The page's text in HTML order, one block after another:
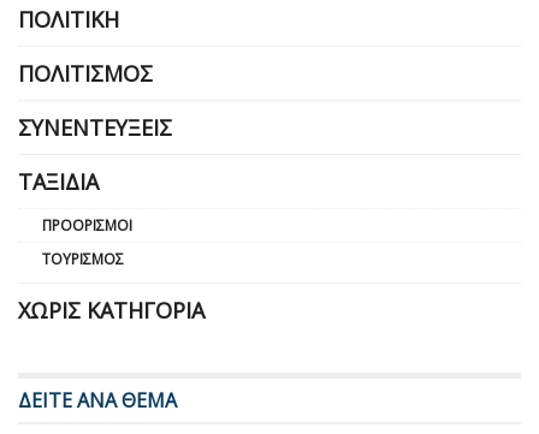
ΠΟΛΙΤΙΚΉ
ΠΟΛΙΤΙΣΜΌΣ
ΣΥΝΕΝΤΕΎΞΕΙΣ
ΤΑΞΊΔΙΑ
ΠΡΟΟΡΙΣΜΟΊ
ΤΟΥΡΙΣΜΌΣ
ΧΩΡΊΣ ΚΑΤΗΓΟΡΊΑ
ΔΕΙΤΕ ΑΝΑ ΘΕΜΑ